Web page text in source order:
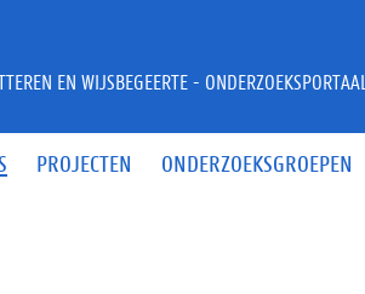
PROJECTEN ONDERZOEKSGROEPEN
EN WIJSBEGEERTE - ONDERZOEKSPORTAAL